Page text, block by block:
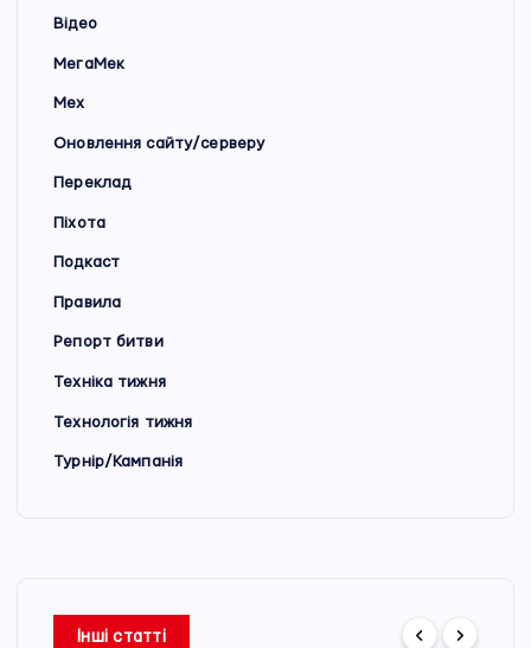
Відео
МегаМек
Мех
Оновлення сайту/серверу
Переклад
Піхота
Подкаст
Правила
Репорт битви
Техніка тижня
Технологія тижня
Турнір/Кампанія
Інші статті